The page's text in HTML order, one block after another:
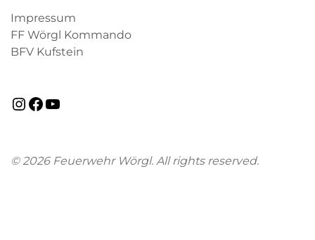
Impressum
FF Wörgl Kommando
BFV Kufstein
© 2026 Feuerwehr Wörgl. All rights reserved.